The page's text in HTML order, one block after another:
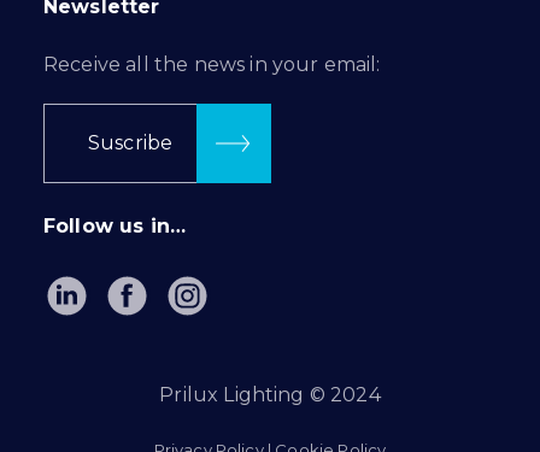
Newsletter
Receive all the news in your email:
Suscribe
Follow us in…
Prilux Lighting © 2024